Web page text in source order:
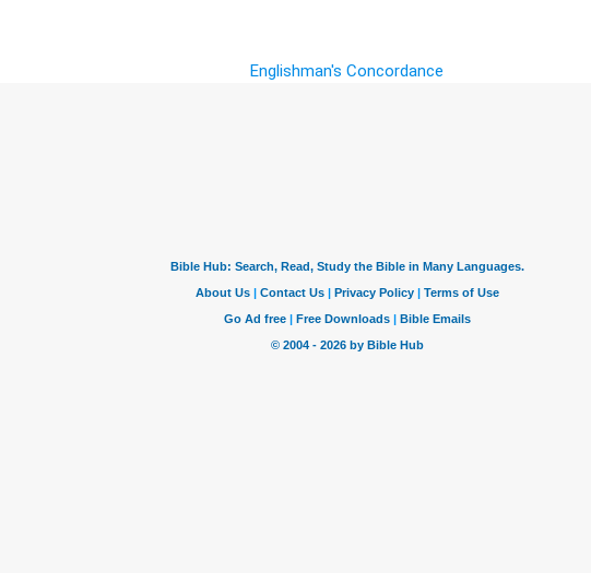
Englishman's Concordance